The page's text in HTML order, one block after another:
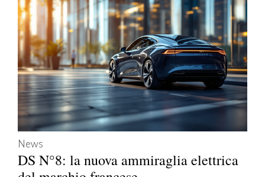
News
DS N°8: la nuova ammiraglia elettrica